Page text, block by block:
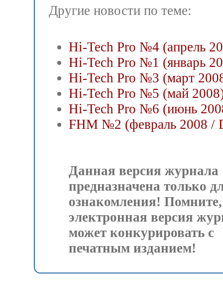
Другие новости по теме:
Hi-Tech Pro №4 (апрель
Hi-Tech Pro №1 (январь
Hi-Tech Pro №3 (март
Hi-Tech Pro №5 (май
Hi-Tech Pro №6 (июнь
FHM №2 (февраль 2008 /
Данная версия журнала
предназначена только
ознакомления!
электронная версия
может конкурировать с
печатным изданием!